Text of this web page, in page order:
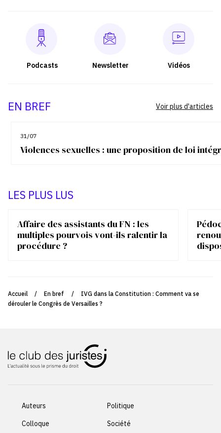
Podcasts Newsletter Vidéos
EN BREF
31/07
Violences sexuelles : une proposition de loi
Voir plus d'articles
LES PLUS LUS
Affaire des assistants du FN : les
multiples pourvois vont-ils ralentir la
procédure ?
Accueil / En bref /
IVG dans la Constitution : Comment va se
dérouler le Congrès de Versailles ?
Auteurs
Colloque
Politique
Société